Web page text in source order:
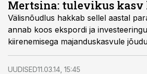
Mertsina: tulevikus kasv
Välisnõudlus hakkab sellel aastal
annab koos ekspordi ja
kiirenemisega majanduskasvule
Swedbanki peaökonomist Tõnu
UUDISED11.03.14, 15:45